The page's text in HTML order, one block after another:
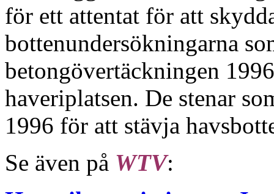
för ett attentat för att
bottenundersökningarna
betongövertäckningen
haveriplatsen. De stenar
1996 för att stävja
Se även på WTV: